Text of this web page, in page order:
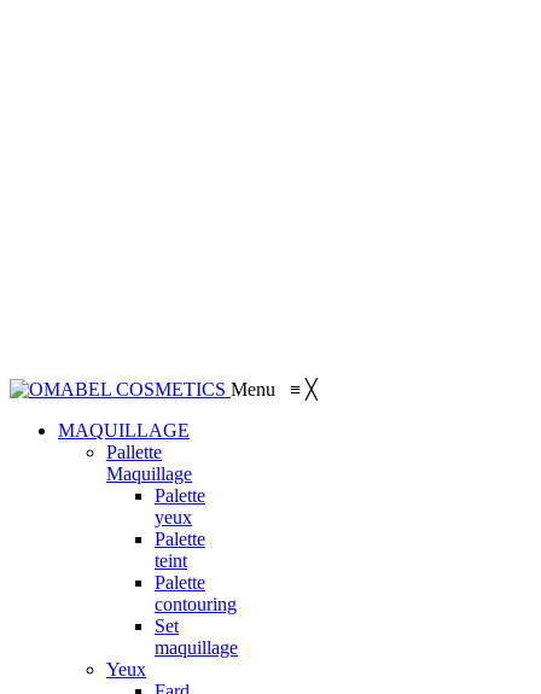
Menu ≡ ╳
MAQUILLAGE
Pallette
Maquillage
Palette
yeux
Palette
teint
Palette
contouring
Set
maquillage
Yeux